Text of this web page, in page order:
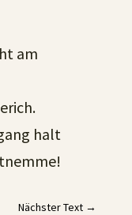
am
halt
Nächster Text →